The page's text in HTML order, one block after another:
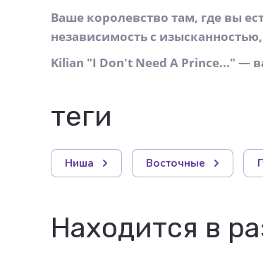
Ваше королевство там, где вы
независимость с
Kilian "I Don't Need A Prince..." —
теги
Ниша Восточные
Находится в